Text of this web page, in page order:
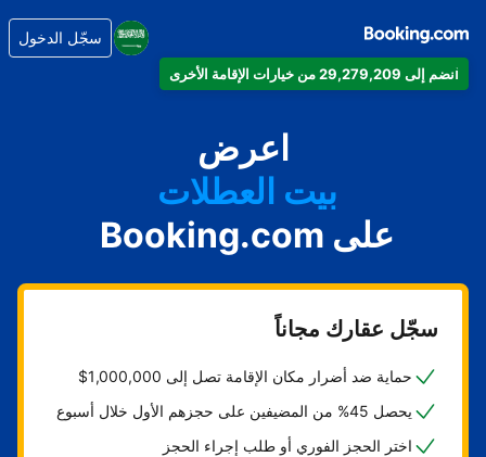
انضم إلى 29,279,209 من خيارات الإقامة الأخرى
سجّل الدخول
اعرض
شقتك
فندقك
بيت العطلات
شقتك الفندقية
منتجعك
على Booking.com
سجّل عقارك مجاناً
حماية ضد أضرار مكان الإقامة تصل إلى 1,000,000$
يحصل 45% من المضيفين على حجزهم الأول خلال أسبوع
اختر الحجز الفوري أو طلب إجراء الحجز